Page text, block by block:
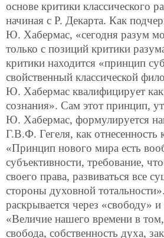
основе критики классического
начиная с Р. Декарта. Как
Ю. Хабермас, «сегодня разум
только с позиций критики
критики находится «принцип
свойственный классической
Ю. Хабермас квалифицирует
сознания». Сам этот принцип,
Ю. Хабермас, формулируется
Г.В.Ф. Гегеля, как отнесенность
«Принцип нового мира есть
субъективности, требование,
своего права, развиваться все
стороны духовной тотальности».
раскрывается через «свободу»
«Величие нашего времени в
свобода, собственность духа,